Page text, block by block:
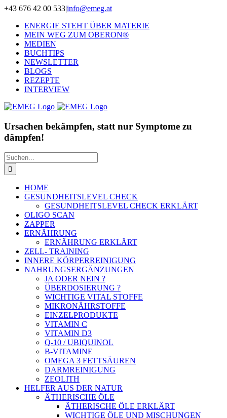
Zum
springen
+43 676 42 00 533|info@emeg.at
ENERGIE STEHT ÜBER MATERIE
MEIN WEG ZUM OBERON®
MEDIEN
BUCHTIPS
NEWSLETTER
BLOGS
REZEPTE
INTERVIEW
Ursachen bekämpfen, statt nur Symptome zu
dämpfen!
Suche
nach:
HOME
GESUNDHEITSLEVEL CHECK
GESUNDHEITSLEVEL CHECK ERKLÄRT
OLIGO SCAN
ZAPPER
ERNÄHRUNG
ERNÄHRUNG ERKLÄRT
ZELL- TRAINING
INNERE KÖRPERREINIGUNG
NAHRUNGSERGÄNZUNGEN
JA ODER NEIN ?
ÜBERDOSIERUNG ?
WICHTIGE VITAL STOFFE
MIKRONÄHRSTOFFE
EINZELPRODUKTE
VITAMIN C
VITAMIN D3
Q-10 / UBIQUINOL
B-VITAMINE
OMEGA 3 FETTSÄUREN
DARMREINIGUNG
ZEOLITH
HELFER AUS DER NATUR
ÄTHERISCHE ÖLE
ÄTHERISCHE ÖLE ERKLÄRT
WICHTIGE ÖLE UND MISCHUNGEN